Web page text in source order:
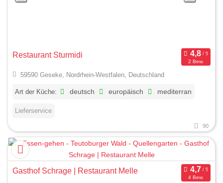
Restaurant Sturmidi
2 Bew.
59590 Geseke, Nordrhein-Westfalen, Deutschland
Art der Küche: deutsch europäisch mediterran
Lieferservice
90
Gasthof Schrage | Restaurant Melle
4 Bew.